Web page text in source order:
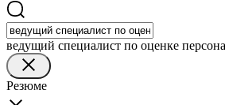
ведущий специалист по оценке
Резюме